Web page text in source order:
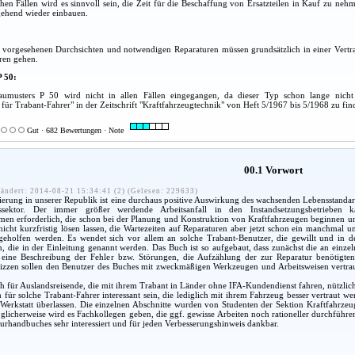
Fällen wird es sinnvoll sein, die Zeit für die Beschaffung von Ersatzteilen in Kauf zu
wieder einbauen.
Durchsichten und notwendigen Reparaturen müssen grundsätzlich in einer
gehen.
50:
P 50 wird nicht in allen Fällen eingegangen, da dieser Typ schon lange
für Trabant-Fahrer" in der Zeitschrift "Kraftfahrzeugtechnik" von Heft 5/1967 bis 5/1968 zu
Gut · 682 Bewertungen · Note
00.1 Vorwort
2014-08-21 15:34:41 (2) (Gelesen: 229633)
in unserer Republik ist eine durchaus positive Auswirkung des wachsenden
Der immer größer werdende Arbeitsanfall in den
erforderlich, die schon bei der Planung und Konstruktion von Kraftfahrzeugen beginnen
kurzfristig lösen lassen, die Wartezeiten auf Reparaturen aber jetzt schon ein manchmal
werden. Es wendet sich vor allem an solche Trabant-Benutzer, die gewillt und in
die in der Einleitung genannt werden. Das Buch ist so aufgebaut, dass zunächst die an
Beschreibung der Fehler bzw. Störungen, die Aufzählung der zur Reparatur
sollen den Benutzer des Buches mit zweckmäßigen Werkzeugen und Arbeitsweisen
für Auslandsreisende, die mit ihrem Trabant in Länder ohne IFA-Kundendienst fahren,
für solche Trabant-Fahrer interessant sein, die lediglich mit ihrem Fahrzeug besser vertraut
überlassen. Die einzelnen Abschnitte wurden von Studenten der Sektion
wird es Fachkollegen geben, die ggf. gewisse Arbeiten noch rationeller
sehr interessiert und für jeden Verbesserungshinweis dankbar.